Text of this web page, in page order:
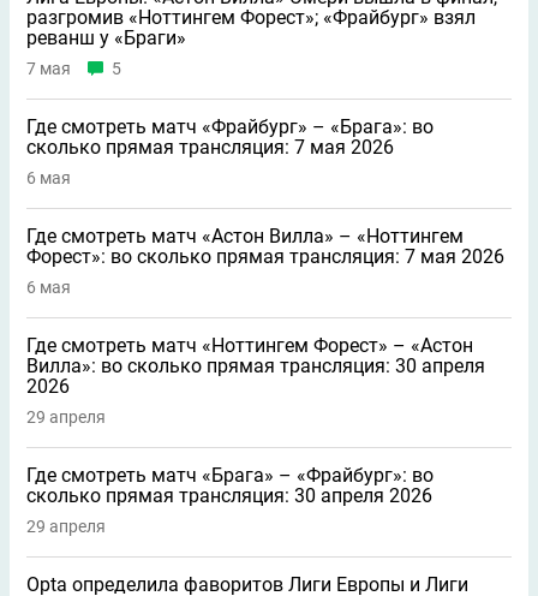
разгромив «Ноттингем Форест»; «Фрайбург» взял
реванш у «Браги»
7 мая 5
Где смотреть матч «Фрайбург» – «Брага»: во
сколько прямая трансляция: 7 мая 2026
6 мая
Где смотреть матч «Астон Вилла» – «Ноттингем
Форест»: во сколько прямая трансляция: 7 мая 2026
6 мая
Где смотреть матч «Ноттингем Форест» – «Астон
Вилла»: во сколько прямая трансляция: 30 апреля
2026
29 апреля
Где смотреть матч «Брага» – «Фрайбург»: во
сколько прямая трансляция: 30 апреля 2026
29 апреля
Opta определила фаворитов Лиги Европы и Лиги